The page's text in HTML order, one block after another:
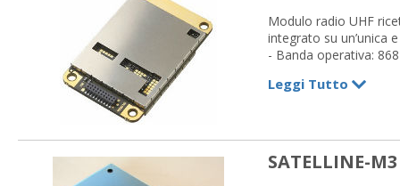
Modulo radio UHF
integrato su un’unica
- Banda operativa:
- Disponibile con o
- Potenza max: 500
- Alimentazione: +4
Leggi Tutto
SATELLINE-